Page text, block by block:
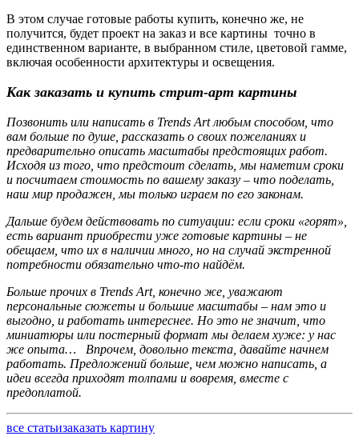
В этом случае готовые работы купить, конечно же, не
получится, будет проект на заказ и все картины точно в
единственном варианте, в выбранном стиле, цветовой гамме,
включая особенности архитектуры и освещения.
Как заказать и купить стрит-арт картины
Позвонить или написать в Trends Artлюбым способом, что
вам больше по душе, рассказать о своих пожеланиях и
предварительно описать масштабы предстоящих работ.
Исходя из того, что предстоит сделать, мы наметим сроки
и посчитаем стоимость по вашему заказу – что поделать,
наш мир продажен, мы только играем по его законам.
Дальше будем действовать по ситуации: если сроки «горят»,
есть вариант приобрести уже готовые картины – не
обещаем, что их в наличии много, но на случай экстренной
потребности обязательно что-то найдём.
Больше прочих в Trends Art, конечно же, уважают
персональные сюжеты и большие масштабы – нам это и
выгодно, и работать интереснее. Но это не значит, что
миниатюры или постерный формат мы делаем хуже: у нас
же опыта… Впрочем, довольно текста, давайте начнем
работать. Предложений больше, чем можно написать, а
идеи всегда приходят толпами и вовремя, вместе с
предоплатой.
все статьизаказать картину